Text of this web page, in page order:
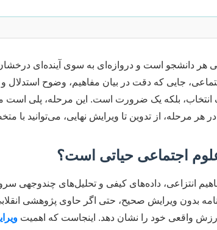
هر دانشجو است و دروازه‌ای به سوی آینده‌ای
جایی که دقت در بیان مفاهیم، وضوح استدلال و
انتخاب، بلکه یک ضرورت است. این مرحله، پلی است
هر مرحله، از تدوین تا ویرایش نهایی، می‌توانید
اجتماعی حیاتی است؟
انتزاعی، داده‌های کیفی و تحلیل‌های چندوجهی
بدون ویرایش صحیح، حتی اگر حاوی پژوهشی
ارزش واقعی خود را نشان دهد. اینجاست که اهمیت